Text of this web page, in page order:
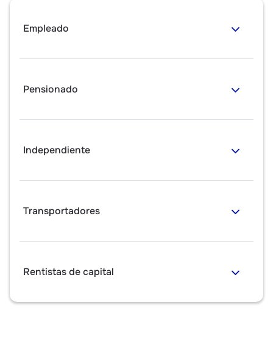
Empleado
Pensionado
Independiente
Transportadores
Rentistas de capital